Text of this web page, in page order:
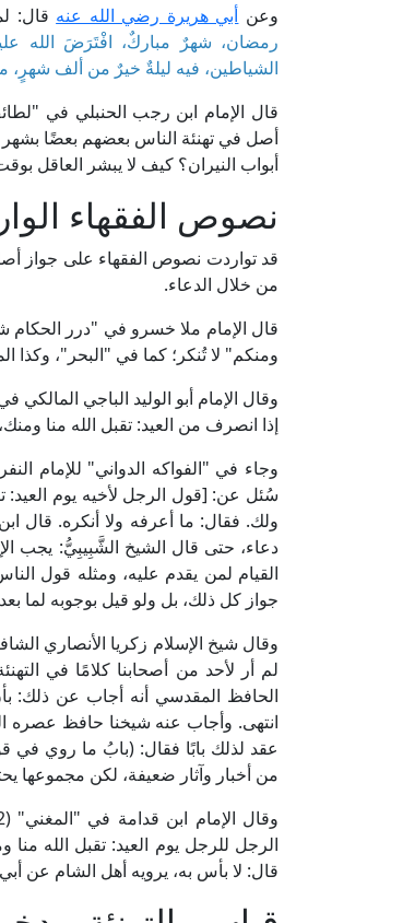
وعن أبي هريرة رضي الله عنه قال:
رمضان، شهرٌ مباركٌ، افْتَرَضَ الله
الشياطين، فيه ليلةٌ خيرٌ من ألف
أصل في تهنئة الناس بعضهم بعضًا بشهر
أبواب النيران؟ كيف لا يبشر العاقل
نصوص الفقهاء
قد تواردت نصوص الفقهاء على جواز أصل
من خلال الدعاء.
ومنكم" لا تُنكر؛ كما في "البحر"، وكذا
إذا انصرف من العيد: تقبل الله منا
سُئل عن: [قول الرجل لأخيه يوم العيد:
ولك. فقال: ما أعرفه ولا أنكره. قال
دعاء، حتى قال الشيخ الشَّبِيبِيُّ: يجب
القيام لمن يقدم عليه، ومثله قول
جواز كل ذلك، بل ولو قيل بوجوبه لما
لم أر لأحد من أصحابنا كلامًا في
الحافظ المقدسي أنه أجاب عن ذلك:
انتهى. وأجاب عنه شيخنا حافظ عصره
عقد لذلك بابًا فقال: (بابُ ما روي في
من أخبار وآثار ضعيفة، لكن مجموعها
الرجل للرجل يوم العيد: تقبل الله
قال: لا بأس به، يرويه أهل الشام عن